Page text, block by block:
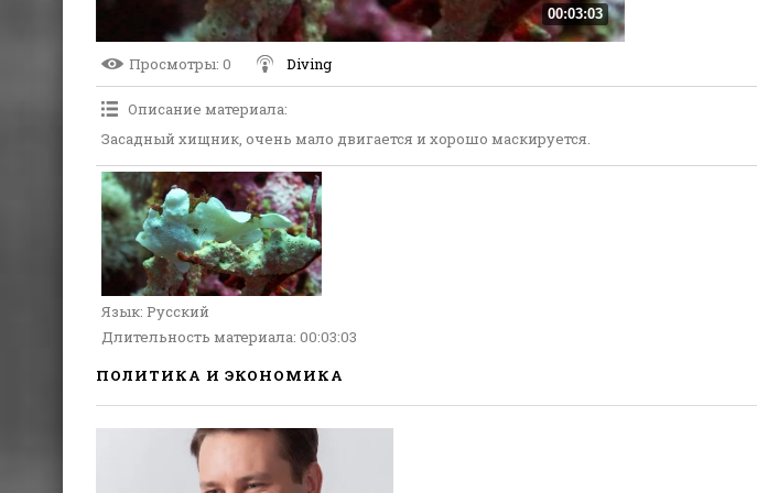
00:03:03
Просмотры: 0 Diving
Описание материала:
Засадный хищник, очень мало двигается и хорошо маскируется.
Язык: Русский
Длительность материала: 00:03:03
ПОЛИТИКА И ЭКОНОМИКА